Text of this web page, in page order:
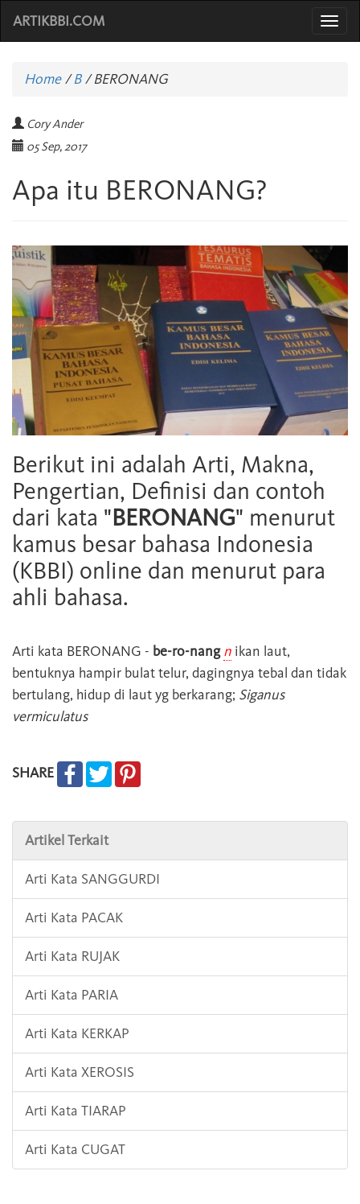
ARTIKBBI.COM
Home/B /BERONANG
Cory Ander
05 Sep, 2017
Apa itu BERONANG?
Berikut ini adalah Arti, Makna,
Pengertian, Definisi dan contoh
dari kata "BERONANG" menurut
kamus besar bahasa Indonesia
(KBBI) online dan menurut para
ahli bahasa.
Arti kata BERONANG - be-ro-nang n ikan laut,
bentuknya hampir bulat telur, dagingnya tebal dan tidak
bertulang, hidup di laut yg berkarang; Siganus
vermiculatus
SHARE
Artikel Terkait
Arti Kata SANGGURDI
Arti Kata PACAK
Arti Kata RUJAK
Arti Kata PARIA
Arti Kata KERKAP
Arti Kata XEROSIS
Arti Kata TIARAP
Arti Kata CUGAT